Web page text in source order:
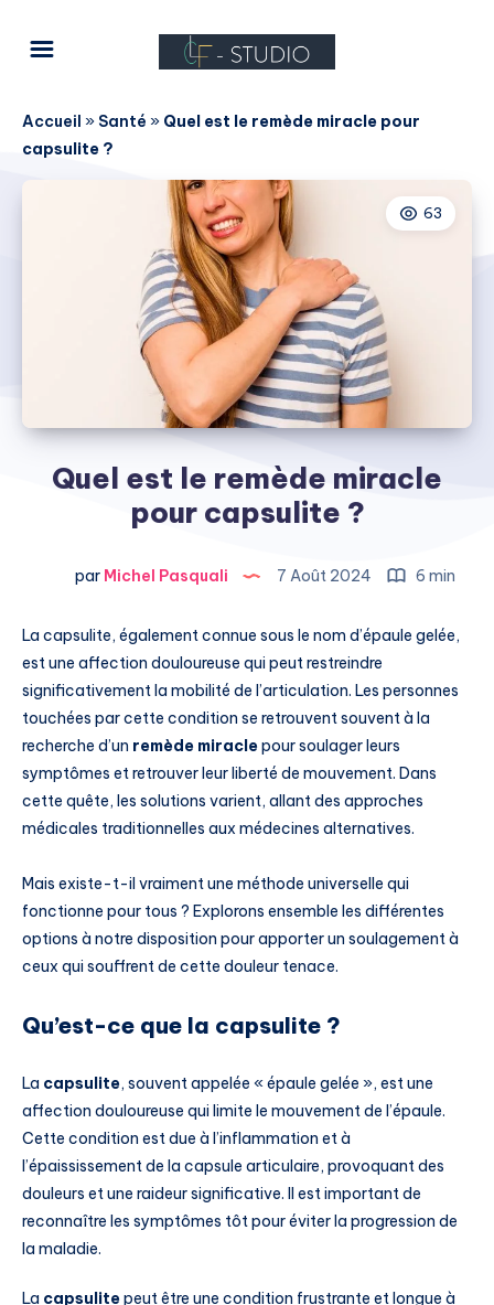
Accueil » Santé » Quel est le remède miracle pour
capsulite ?
63
Quel est le remède miracle
pour capsulite ?
par Michel Pasquali 7 Août 2024 6 min
La capsulite, également connue sous le nom d’épaule gelée,
est une affection douloureuse qui peut restreindre
significativement la mobilité de l’articulation. Les personnes
touchées par cette condition se retrouvent souvent à la
recherche d’un remède miraclepour soulager leurs
symptômes et retrouver leur liberté de mouvement. Dans
cette quête, les solutions varient, allant des approches
médicales traditionnelles aux médecines alternatives.
Mais existe-t-il vraiment une méthode universelle qui
fonctionne pour tous ? Explorons ensemble les différentes
options à notre disposition pour apporter un soulagement à
ceux qui souffrent de cette douleur tenace.
Qu’est-ce que la capsulite ?
La capsulite, souvent appelée « épaule gelée », est une
affection douloureuse qui limite le mouvement de l’épaule.
Cette condition est due à l’inflammation et à
l’épaississement de la capsule articulaire, provoquant des
douleurs et une raideur significative. Il est important de
reconnaître les symptômes tôt pour éviter la progression de
la maladie.
La capsulitepeut être une condition frustrante et longue à